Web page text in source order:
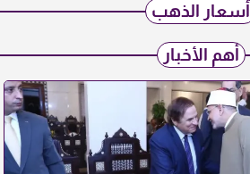
أسعار الذهب
أهم الأخبار